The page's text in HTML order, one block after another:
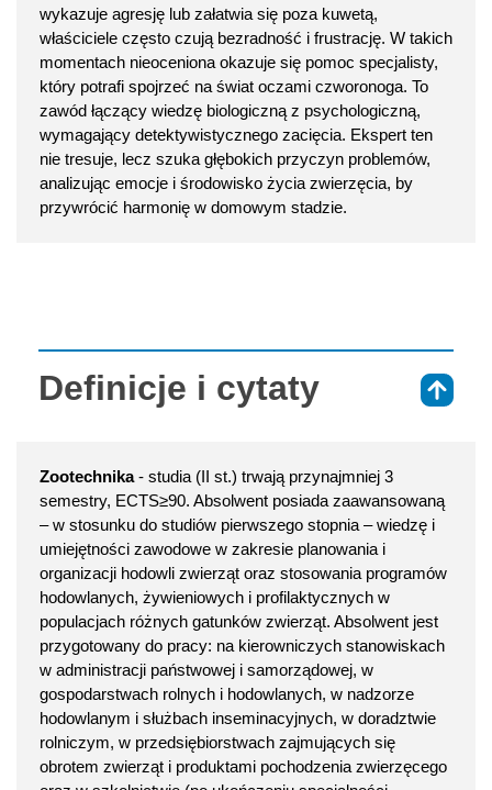
wykazuje agresję lub załatwia się poza kuwetą,
właściciele często czują bezradność i frustrację. W takich
momentach nieoceniona okazuje się pomoc specjalisty,
który potrafi spojrzeć na świat oczami czworonoga. To
zawód łączący wiedzę biologiczną z psychologiczną,
wymagający detektywistycznego zacięcia. Ekspert ten
nie tresuje, lecz szuka głębokich przyczyn problemów,
analizując emocje i środowisko życia zwierzęcia, by
przywrócić harmonię w domowym stadzie.
Definicje i cytaty
Zootechnika- studia (II st.) trwają przynajmniej 3
semestry, ECTS≥90. Absolwent posiada zaawansowaną
– w stosunku do studiów pierwszego stopnia – wiedzę i
umiejętności zawodowe w zakresie planowania i
organizacji hodowli zwierząt oraz stosowania programów
hodowlanych, żywieniowych i profilaktycznych w
populacjach różnych gatunków zwierząt. Absolwent jest
przygotowany do pracy: na kierowniczych stanowiskach
w administracji państwowej i samorządowej, w
gospodarstwach rolnych i hodowlanych, w nadzorze
hodowlanym i służbach inseminacyjnych, w doradztwie
rolniczym, w przedsiębiorstwach zajmujących się
obrotem zwierząt i produktami pochodzenia zwierzęcego